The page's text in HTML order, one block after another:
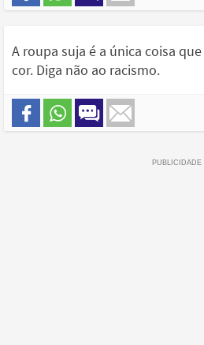
A roupa suja é a única coisa
cor. Diga não ao racismo.